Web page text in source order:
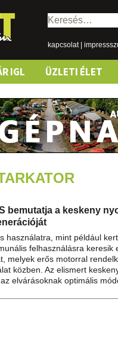
Keresés:
kapcsolat|
IGL ÜZLETI ÉLET
bemutatja a keskeny
használatra, mint például
felhasználásra keresik
melyek erős motorral
közben. Az elismert
elvárásoknak optimális